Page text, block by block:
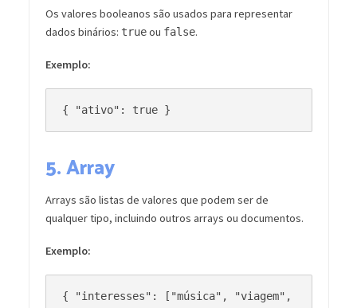
Os valores booleanos são usados para representar
dados binários: trueou false.
Exemplo:
5.Array
Arrays são listas de valores que podem ser de
qualquer tipo, incluindo outros arrays ou documentos.
Exemplo:
{ "interesses": ["música", "viagem",